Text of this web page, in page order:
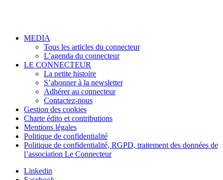
MEDIA
Tous les articles du connecteur
L’agenda du connecteur
LE CONNECTEUR
La petite histoire
S’abonner à la newsletter
Adhérer au connecteur
Contactez-nous
Gestion des cookies
Charte édito et contributions
Mentions légales
Politique de confidentialité
Politique de confidentialité, RGPD, traitement des données de
l’association Le Connecteur
Linkedin